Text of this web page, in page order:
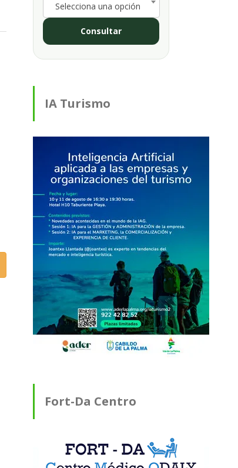
Selecciona una opción
Consultar
IA Turismo
Fort-Da Centro